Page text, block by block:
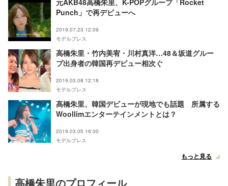
Punch」で再デビューへ
2019.07.23 12:09
モデルプレス
高橋朱里・竹内美宥・川村真洋…48＆坂道グルー
プ出身者の韓国再デビュー相次ぐ
2019.03.08 12:18
モデルプレス
高橋朱里、韓国デビューが現地でも話題 所属する
Woollimエンターテインメントとは？
2019.03.05 16:30
モデルプレス
もっと見る
高橋朱里のプロフィール